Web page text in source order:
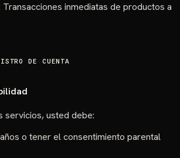
Transacciones inmediatas de productos a
DE CUENTA
servicios, usted debe:
o tener el consentimiento parental